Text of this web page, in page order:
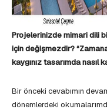
Projelerinizde mimari dili
için değişmezdir?
kaygınız tasarımda nasıl
Bir önceki cevabımın
dönemlerdeki